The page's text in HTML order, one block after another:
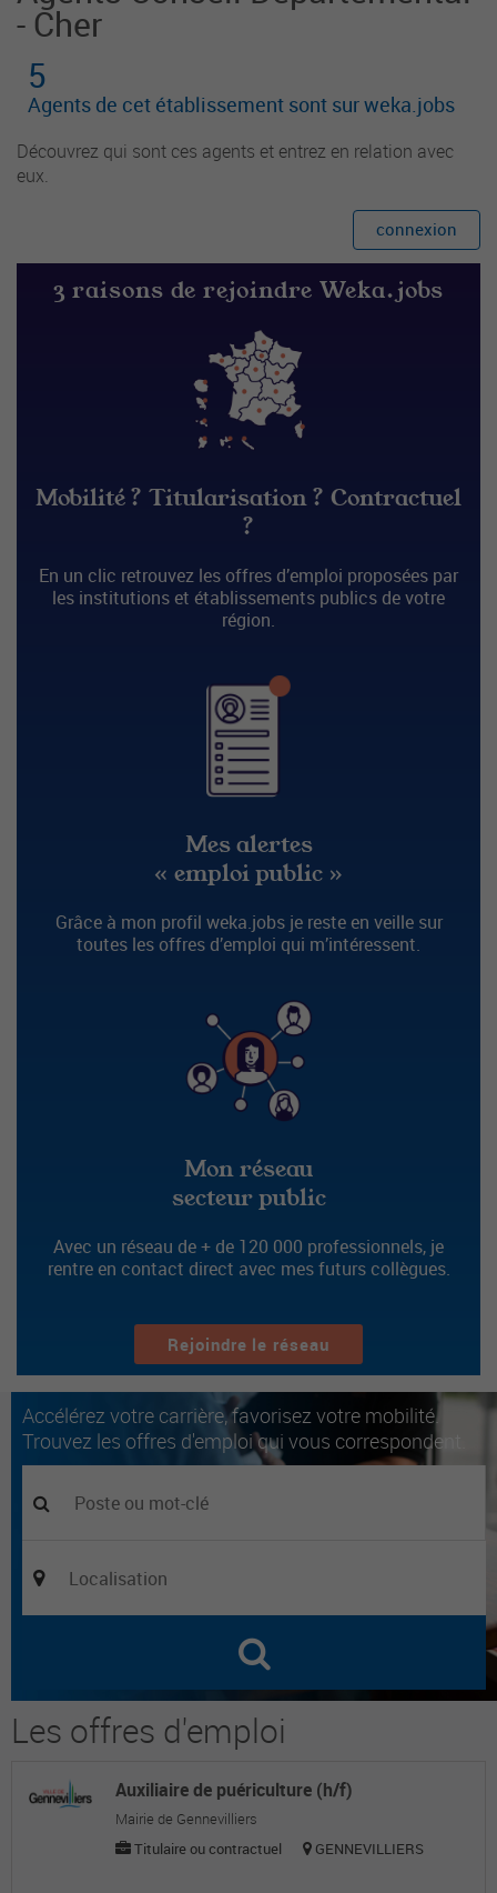
- Cher
5
Agents de cet établissement sont sur weka.jobs
Découvrez qui sont ces agents et entrez en relation avec
eux.
connexion
3 raisons de rejoindre Weka.jobs
Mobilité ? Titularisation ? Contractuel
?
En un clic retrouvez les offres d’emploi proposées par
les institutions et établissements publics de votre
région.
Mes alertes
« emploi public »
Grâce à mon profil weka.jobs je reste en veille sur
toutes les offres d’emploi qui m’intéressent.
Mon réseau
secteur public
Avec un réseau de + de 120 000 professionnels, je
rentre en contact direct avec mes futurs collègues.
Rejoindre le réseau
Accélérez votre carrière, favorisez votre mobilité.
Trouvez les offres d'emploi qui vous correspondent.
Les offres d'emploi
Auxiliaire de puériculture (h/f)
Mairie de Gennevilliers
Titulaire ou contractuel
GENNEVILLIERS